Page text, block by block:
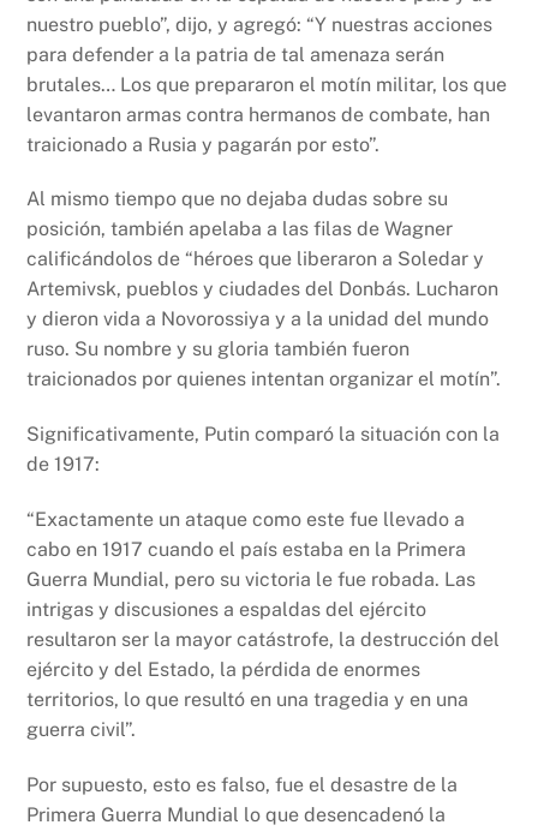
nuestro pueblo”, dijo, y agregó: “Y nuestras acciones
para defender a la patria de tal amenaza serán
brutales… Los que prepararon el motín militar, los que
levantaron armas contra hermanos de combate, han
traicionado a Rusia y pagarán por esto”.
Al mismo tiempo que no dejaba dudas sobre su
posición, también apelaba a las filas de Wagner
calificándolos de “héroes que liberaron a Soledar y
Artemivsk, pueblos y ciudades del Donbás. Lucharon
y dieron vida a Novorossiya y a la unidad del mundo
ruso. Su nombre y su gloria también fueron
traicionados por quienes intentan organizar el motín”.
Significativamente, Putin comparó la situación con la
de 1917:
“Exactamente un ataque como este fue llevado a
cabo en 1917 cuando el país estaba en la Primera
Guerra Mundial, pero su victoria le fue robada. Las
intrigas y discusiones a espaldas del ejército
resultaron ser la mayor catástrofe, la destrucción del
ejército y del Estado, la pérdida de enormes
territorios, lo que resultó en una tragedia y en una
guerra civil”.
Por supuesto, esto es falso, fue el desastre de la
Primera Guerra Mundial lo que desencadenó la